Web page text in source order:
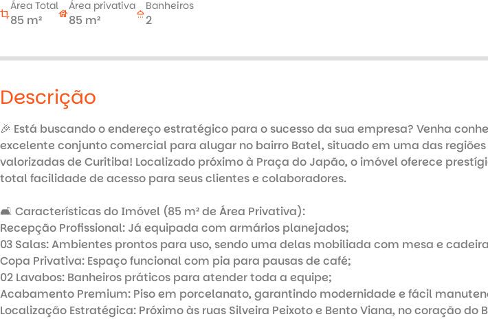
crop
Área Total
85 m² house
Área privativa
85 m² shower
Banheiros
2
Descrição
🎉 Está buscando o endereço estratégico para o sucesso da sua empresa? Venha
excelente conjunto comercial para alugar no bairro Batel, situado em uma das regiões
valorizadas de Curitiba! Localizado próximo à Praça do Japão, o imóvel oferece
total facilidade de acesso para seus clientes e colaboradores.
🛋️ Características do Imóvel (85 m² de Área Privativa):
Recepção Profissional: Já equipada com armários planejados;
03 Salas: Ambientes prontos para uso, sendo uma delas mobiliada com mesa e
Copa Privativa: Espaço funcional com pia para pausas de café;
02 Lavabos: Banheiros práticos para atender toda a equipe;
Acabamento Premium: Piso em porcelanato, garantindo modernidade e fácil
Localização Estratégica: Próximo às ruas Silveira Peixoto e Bento Viana, no coração do